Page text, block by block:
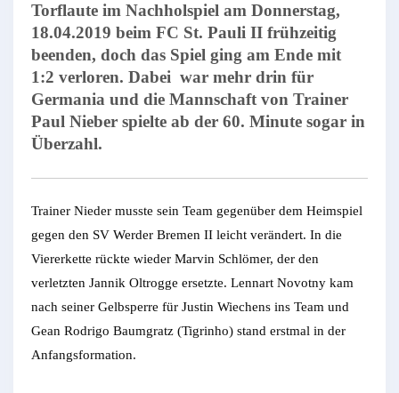
Torflaute im Nachholspiel am Donnerstag,
18.04.2019 beim FC St. Pauli II frühzeitig
beenden, doch das Spiel ging am Ende mit
1:2 verloren. Dabei war mehr drin für
Germania und die Mannschaft von Trainer
Paul Nieber spielte ab der 60. Minute sogar in
Überzahl.
Trainer Nieder musste sein Team gegenüber dem Heimspiel
gegen den SV Werder Bremen II leicht verändert. In die
Viererkette rückte wieder Marvin Schlömer, der den
verletzten Jannik Oltrogge ersetzte. Lennart Novotny kam
nach seiner Gelbsperre für Justin Wiechens ins Team und
Gean Rodrigo Baumgratz (Tigrinho) stand erstmal in der
Anfangsformation.